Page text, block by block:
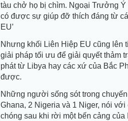
tàu chở họ bị chìm. Ngoại Trưởng
có được sự giúp đỡ thích đáng từ
EU’
Nhưng khối Liên Hiệp EU cũng lên
giải pháp tối ưu để giải quyết thảm
phát từ Libya hay các xứ của Bắc
được.
Những người sống sót trong
Ghana, 2 Nigeria và 1 Niger, nói
chóng sau khi rời một bến cảng